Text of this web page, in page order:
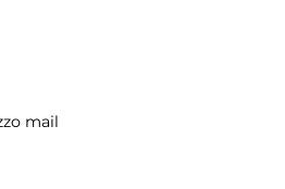
mail